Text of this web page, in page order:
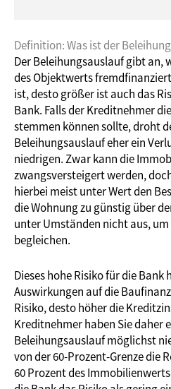
Definition: Was ist der
Der Beleihungsauslauf gibt an,
des Objektwerts
ist, desto größer ist auch das
Bank. Falls der Kreditnehmer
stemmen können sollte, droht
Beleihungsauslauf eher ein
niedrigen. Zwar kann die
zwangsversteigert werden,
hierbei meist unter Wert den
die Wohnung zu günstig über
unter Umständen nicht aus,
begleichen.
Dieses hohe Risiko für die Bank
Auswirkungen auf die
Risiko, desto höher die
Kreditnehmer haben Sie daher
Beleihungsauslauf möglichst
von der 60-Prozent-Grenze die
60 Prozent des